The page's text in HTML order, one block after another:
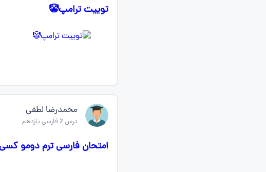
توییت ترامپ🤡
محمدرضا لطفی
درس 2 فارسی یازدهم
امتحان فارسی ترم دومو